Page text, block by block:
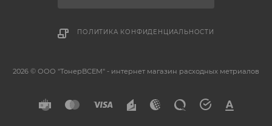
ПОЛИТИКА КОНФИДЕНЦИАЛЬНОСТИ
2026 © ООО "ТонерВСЕМ" - интернет магазин расходных метриалов